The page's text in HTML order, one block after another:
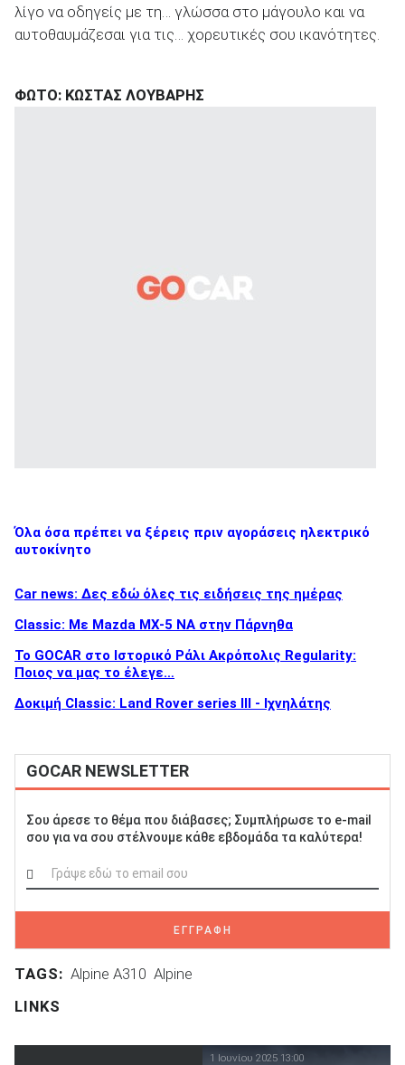
λίγο να οδηγείς με τη… γλώσσα στο μάγουλο και να
αυτοθαυμάζεσαι για τις… χορευτικές σου ικανότητες.
ΦΩΤΟ: ΚΩΣΤΑΣ ΛΟΥΒΑΡΗΣ
Όλα όσα πρέπει να ξέρεις πριν αγοράσεις ηλεκτρικό
αυτοκίνητο
Car news: Δες εδώ όλες τις ειδήσεις της ημέρας
Classic: Με Mazda MX-5 NA στην Πάρνηθα
To GOCAR στο Ιστορικό Ράλι Ακρόπολις Regularity:
Ποιος να μας το έλεγε…
Δοκιμή Classic: Land Rover series ΙΙΙ - Ιχνηλάτης
GOCAR NEWSLETTER
Σου άρεσε το θέμα που διάβασες; Συμπλήρωσε το e-mail
σου για να σου στέλνουμε κάθε εβδομάδα τα καλύτερα!
ΕΓΓΡΑΦΗ
TAGS: Alpine A310 Alpine
LINKS
1 Ιουνίου 2025 13:00